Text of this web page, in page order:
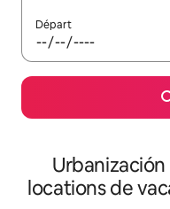
Départ
locations de